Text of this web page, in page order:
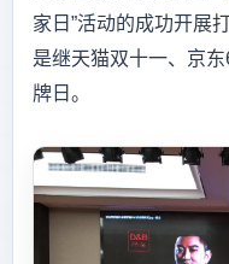
家日”活动的成功开展
是继天猫双十一、京
牌日。